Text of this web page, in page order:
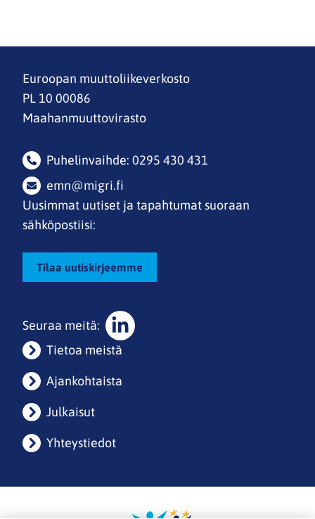
Euroopan muuttoliikeverkosto
PL 10 00086
Maahanmuuttovirasto
Puhelinvaihde: 0295 430 431
emn@migri.fi
Uusimmat uutiset ja tapahtumat suoraan
sähköpostiisi:
Tilaa uutiskirjeemme
Seuraa meitä:
Sosiaalinen
media:
linkedin
Tietoa meistä
Ajankohtaista
Julkaisut
Yhteystiedot